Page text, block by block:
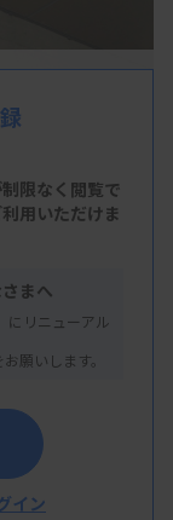
に開いた
限なく閲覧で
用いただけま
まへ
にリニューアル
願いします。
イン